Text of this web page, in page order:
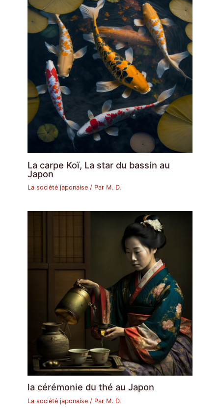
La carpe Koï, La star du bassin au
Japon
La société japonaise / Par M. D.
la cérémonie du thé au Japon
La société japonaise / Par M. D.